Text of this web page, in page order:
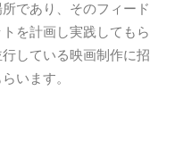
であり、そのフィード
を計画し実践してもら
している映画制作に招
います。